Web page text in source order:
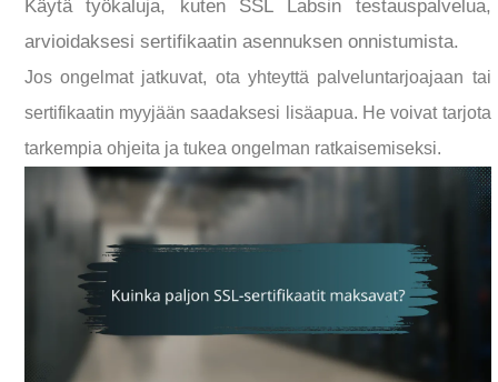
Käytä työkaluja, kuten SSL Labsin testauspalvelua,
arvioidaksesi sertifikaatin asennuksen onnistumista.
Jos ongelmat jatkuvat, ota yhteyttä palveluntarjoajaan tai
sertifikaatin myyjään saadaksesi lisäapua. He voivat tarjota
tarkempia ohjeita ja tukea ongelman ratkaisemiseksi.